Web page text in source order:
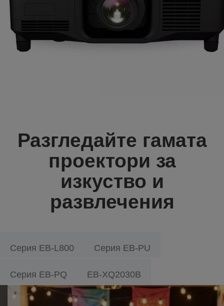
Разгледайте гамата
проектори за
изкуство и
развлечения
Серия EB-L800 Серия EB-PU
Серия EB-PQ EB-XQ2030B